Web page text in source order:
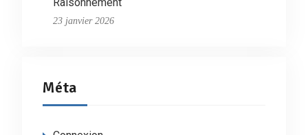
23 janvier 2026
Méta